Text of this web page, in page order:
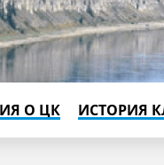
О ЦК ИСТОРИЯ